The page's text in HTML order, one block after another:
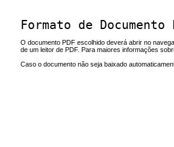
Formato de
O documento PDF escolhido deverá abrir no
de um leitor de PDF. Para maiores informações
Caso o documento não seja baixado